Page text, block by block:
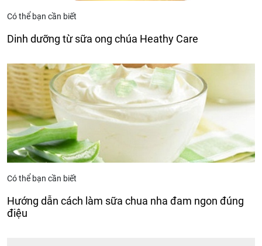
Có thể bạn cần biết
Dinh dưỡng từ sữa ong chúa Heathy Care
Có thể bạn cần biết
Hướng dẫn cách làm sữa chua nha đam ngon đúng
điệu